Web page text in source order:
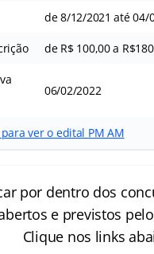
de 8/12/2021 até 04/
de R$ 100,00 a
06/02/2022
ver o edital PM AM
por dentro dos
e previstos
Clique nos links